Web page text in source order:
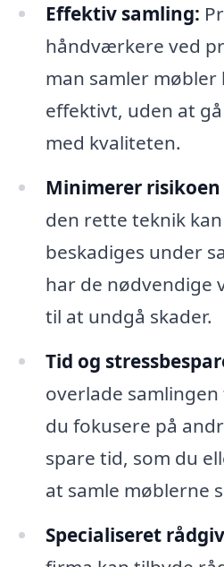
Effektiv samling:
håndværkere ved
man samler
effektivt, uden at
med kvaliteten.
Minimerer risikoen
den rette teknik
beskadiges under
har de nødvendige
til at undgå skader.
Tid og
overlade
du fokusere på
spare tid, som du
at samle møblerne
Specialiseret